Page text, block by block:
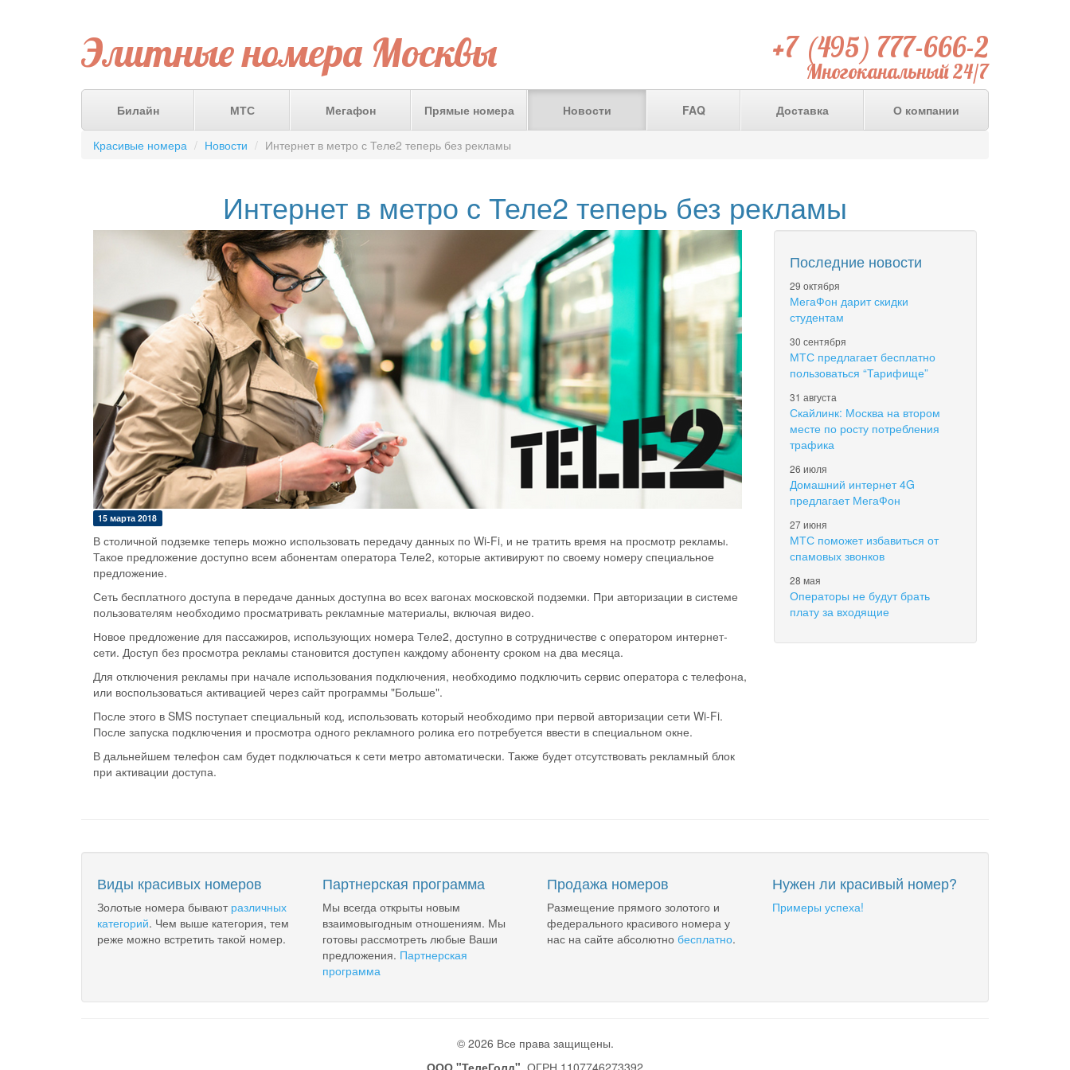
Элитные номера Москвы +7 (495) 777-666-2
Многоканальный 24/7
Билайн МТС Мегафон Прямые номера Новости FAQ Доставка О компании
Красивые номера Новости Интернет в метро с Теле2 теперь без рекламы
Интернет в метро с Теле2 теперь без рекламы
15 марта 2018
В столичной подземке теперь можно использовать передачу данных по Wi-Fi, и не тратить время на просмотр рекламы.
Такое предложение доступно всем абонентам оператора Теле2, которые активируют по своему номеру специальное
предложение.
Сеть бесплатного доступа в передаче данных доступна во всех вагонах московской подземки. При авторизации в системе
пользователям необходимо просматривать рекламные материалы, включая видео.
Новое предложение для пассажиров, использующих номера Теле2, доступно в сотрудничестве с оператором интернет-
сети. Доступ без просмотра рекламы становится доступен каждому абоненту сроком на два месяца.
Для отключения рекламы при начале использования подключения, необходимо подключить сервис оператора с телефона,
или воспользоваться активацией через сайт программы "Больше".
После этого в SMS поступает специальный код, использовать который необходимо при первой авторизации сети Wi-Fi.
После запуска подключения и просмотра одного рекламного ролика его потребуется ввести в специальном окне.
В дальнейшем телефон сам будет подключаться к сети метро автоматически. Также будет отсутствовать рекламный блок
при активации доступа.
Последние новости
29 октября
МегаФон дарит скидки
студентам
30 сентября
МТС предлагает бесплатно
пользоваться “Тарифище”
31 августа
Скайлинк: Москва на втором
месте по росту потребления
трафика
26 июля
Домашний интернет 4G
предлагает МегаФон
27 июня
МТС поможет избавиться от
спамовых звонков
28 мая
Операторы не будут брать
плату за входящие
Виды красивых номеров
Золотые номера бывают различных
категорий. Чем выше категория, тем
реже можно встретить такой номер.
Партнерская программа
Мы всегда открыты новым
взаимовыгодным отношениям. Мы
готовы рассмотреть любые Ваши
предложения. Партнерская
программа
Продажа номеров
Размещение прямого золотого и
федерального красивого номера у
нас на сайте абсолютно бесплатно.
Нужен ли красивый номер?
Примеры успеха!
© 2026 Все права защищены.
ООО "ТелеГолд" , ОГРН 1107746273392